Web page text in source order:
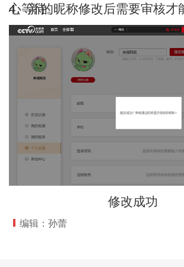
4、新的昵称修改后需要审核才能生效，请耐心等待。
修改成功
编辑：孙蕾